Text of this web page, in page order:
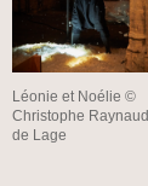
Léonie et Noélie ©
Christophe Raynaud
de Lage